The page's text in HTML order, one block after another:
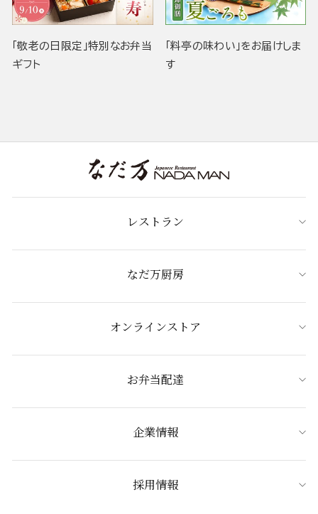
「敬老の日限定」特別なお弁当
ギフト
「料亭の味わい」をお届けしま
す
レストラン
なだ万厨房
オンラインストア
お弁当配達
企業情報
採用情報